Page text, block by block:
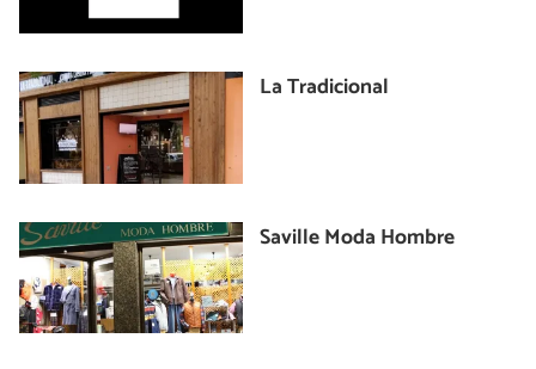
La Tradicional
Saville Moda Hombre